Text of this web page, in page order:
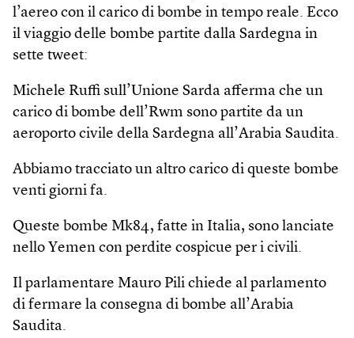
l’aereo con il carico di bombe in tempo reale. Ecco
il viaggio delle bombe partite dalla Sardegna in
sette tweet:
Michele Ruffi sull’Unione Sarda afferma che un
carico di bombe dell’Rwm sono partite da un
aeroporto civile della Sardegna all’Arabia Saudita.
Abbiamo tracciato un altro carico di queste bombe
venti giorni fa.
Queste bombe Mk84, fatte in Italia, sono lanciate
nello Yemen con perdite cospicue per i civili.
Il parlamentare Mauro Pili chiede al parlamento
di fermare la consegna di bombe all’Arabia
Saudita.